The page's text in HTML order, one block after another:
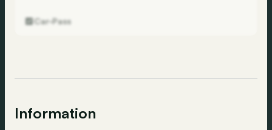
Car-Pass
Information